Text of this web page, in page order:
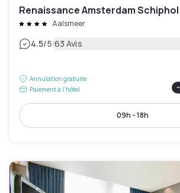
Renaissance Amsterdam
Aalsmeer
4.5/5|63 Avis
Annulation gratuite
Paiement à l'hôtel
-
09h - 18h